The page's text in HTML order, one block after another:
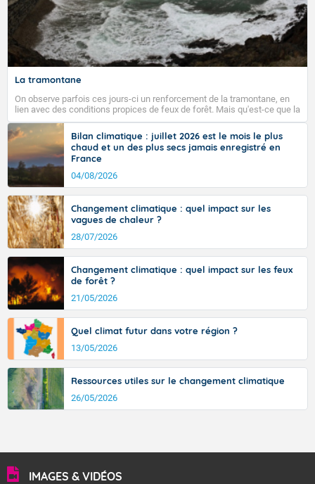
La tramontane
On observe parfois ces jours-ci un renforcement de la tramontane, en
lien avec des conditions propices de feux de forêt. Mais qu'est-ce que la
tramontane ? Quelles sont ses caractéristiques ? La tramontane est un
vent turbulent soufflant de secteur nord-ouest à nord, ou ouest à nord-
ouest, dans un secteur qui part du Roussillon à la vallée de l’Aude et à
l’ouest de l’Hérault. L’étymologie de ce vent vient du latin trasmontanus,
signifiant au-delà des monts, en allusion aux régions montagneuses
d’où provient ce vent.
Bilan climatique : juillet 2026 est le mois le plus
chaud et un des plus secs jamais enregistré en
France
04/08/2026
Changement climatique : quel impact sur les
vagues de chaleur ?
28/07/2026
Changement climatique : quel impact sur les feux
de forêt ?
21/05/2026
Quel climat futur dans votre région ?
13/05/2026
Ressources utiles sur le changement climatique
26/05/2026
IMAGES & VIDÉOS